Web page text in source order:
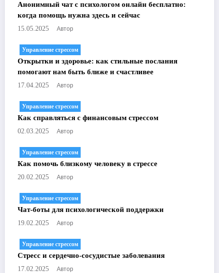
Анонимный чат с психологом онлайн бесплатно:
когда помощь нужна здесь и сейчас
15.05.2025 Автор
Управление стрессом
Открытки и здоровье: как стильные послания
помогают нам быть ближе и счастливее
17.04.2025 Автор
Управление стрессом
Как справляться с финансовым стрессом
02.03.2025 Автор
Управление стрессом
Как помочь близкому человеку в стрессе
20.02.2025 Автор
Управление стрессом
Чат-боты для психологической поддержки
19.02.2025 Автор
Управление стрессом
Стресс и сердечно-сосудистые заболевания
17.02.2025 Автор